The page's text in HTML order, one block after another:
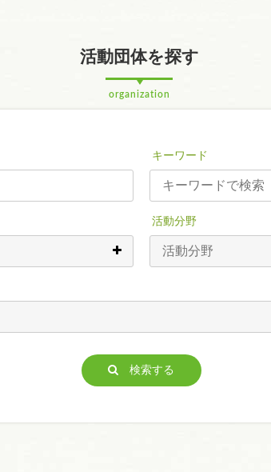
活動団体を探す
organization
キーワード
活動分野
検索する